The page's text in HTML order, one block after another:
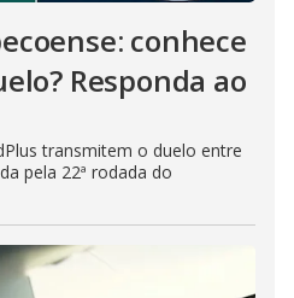
conhece
Responda ao
transmitem o duelo entre
pela 22ª rodada do